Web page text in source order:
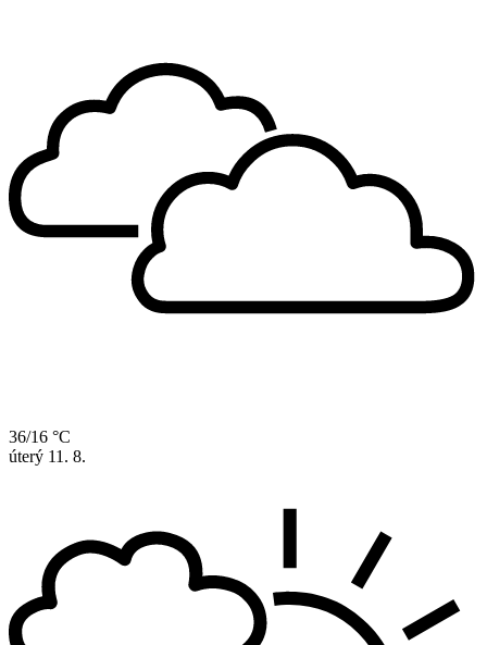
36/16 °C
úterý 11. 8.